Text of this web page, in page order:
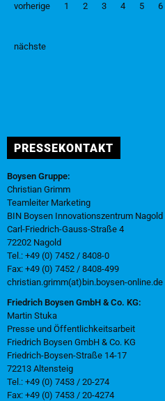
vorherige 1 2 3 4 5 6
nächste
PRESSEKONTAKT
Boysen Gruppe:
Christian Grimm
Teamleiter Marketing
BIN Boysen Innovationszentrum Nagold
Carl-Friedrich-Gauss-Straße 4
72202 Nagold
Tel.: +49 (0) 7452 / 8408-0
Fax: +49 (0) 7452 / 8408-499
christian.grimm(at)bin.boysen-online.de
Friedrich Boysen GmbH & Co. KG:
Martin Stuka
Presse und Öffentlichkeitsarbeit
Friedrich Boysen GmbH & Co. KG
Friedrich-Boysen-Straße 14-17
72213 Altensteig
Tel.: +49 (0) 7453 / 20-274
Fax: +49 (0) 7453 / 20-4274